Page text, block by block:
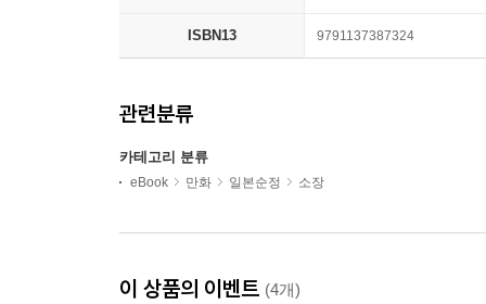
ISBN13 9791137387324
관련분류
카테고리 분류
eBook 만화 일본순정 소장
이 상품의 이벤트 (4개)